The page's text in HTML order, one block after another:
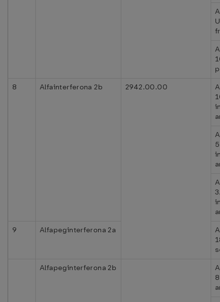
8
Alfainterferona 2b 2942.00.00
9
Alfapeginterferona 2a
Alfapeginterferona 2b